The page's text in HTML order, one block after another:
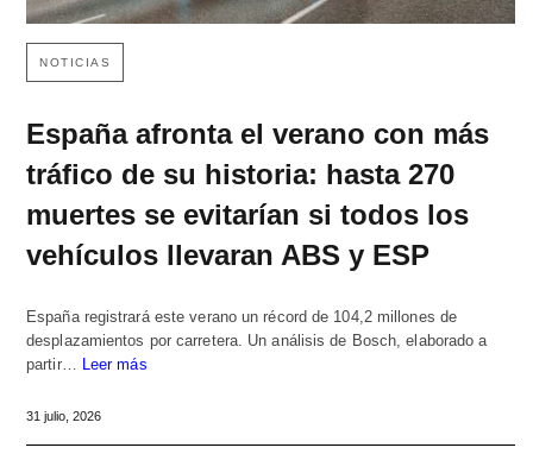
NOTICIAS
España afronta el verano con más
tráfico de su historia: hasta 270
muertes se evitarían si todos los
vehículos llevaran ABS y ESP
España registrará este verano un récord de 104,2 millones de
desplazamientos por carretera. Un análisis de Bosch, elaborado a
partir… Leer más
31 julio, 2026